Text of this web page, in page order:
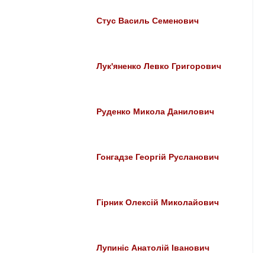
Стус Василь Семенович
Лук'яненко Левко Григорович
Руденко Микола Данилович
Гонгадзе Георгій Русланович
Гірник Олексій Миколайович
Лупиніс Анатолій Іванович